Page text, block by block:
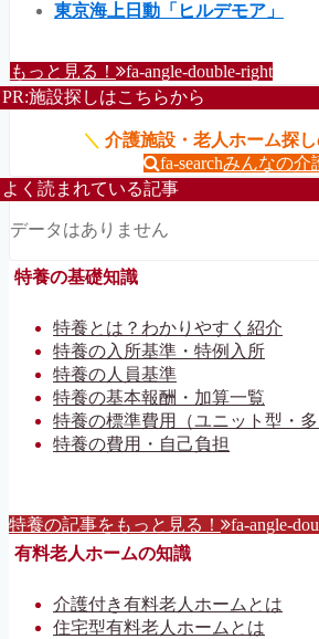
東京海上日動「ヒルデモア」
もっと見る！ fa-angle-double-right
PR:施設探しはこちらから
＼ 介護施設・老人ホーム探
fa-searchみんなの介
よく読まれている記事
データはありません
特養の基礎知識
特養とは？わかりやすく紹介
特養の入所基準・特例入所
特養の人員基準
特養の基本報酬・加算一覧
特養の標準費用（ユニット型・多
特養の費用・自己負担
特養の記事をもっと見る！ fa-angle-
有料老人ホームの知識
介護付き有料老人ホームとは
住宅型有料老人ホームとは